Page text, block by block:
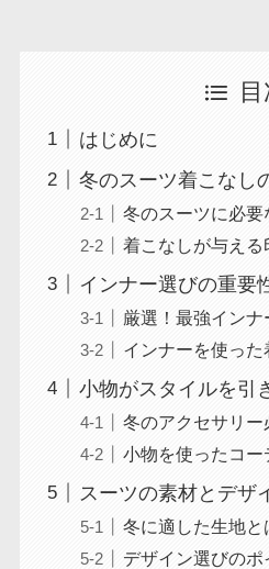
はじめに
冬のスーツ着こなし
冬のスーツに必要
着こなしが与える
インナー選びの重要
厳選！最強インナ
インナーを使った
小物がスタイルを引
冬のアクセサリー
小物を使ったコー
スーツの素材とデザ
冬に適した生地と
デザイン選びのポ